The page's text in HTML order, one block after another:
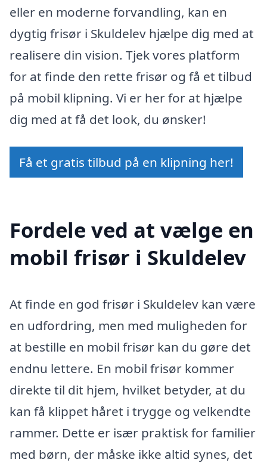
eller en moderne forvandling, kan en
dygtig frisør i Skuldelev hjælpe dig med at
realisere din vision. Tjek vores platform
for at finde den rette frisør og få et tilbud
på mobil klipning. Vi er her for at hjælpe
dig med at få det look, du ønsker!
Få et gratis tilbud på en klipning her!
Fordele ved at vælge en
mobil frisør i Skuldelev
At finde en god frisør i Skuldelev kan være
en udfordring, men med muligheden for
at bestille en mobil frisør kan du gøre det
endnu lettere. En mobil frisør kommer
direkte til dit hjem, hvilket betyder, at du
kan få klippet håret i trygge og velkendte
rammer. Dette er især praktisk for familier
med børn, der måske ikke altid synes, det